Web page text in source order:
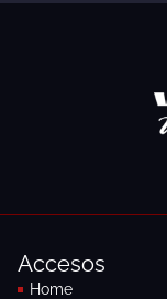
Accesos
Home